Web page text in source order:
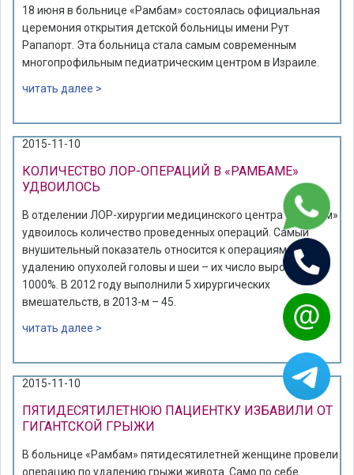
18 июня в больнице «Рамбам» состоялась официальная
церемония открытия детской больницы имени Рут
Рапапорт. Эта больница стала самым современным
многопрофильным педиатрическим центром в Израиле.
читать далее >
2015-11-10
КОЛИЧЕСТВО ЛОР-ОПЕРАЦИЙ В «РАМБАМЕ»
УДВОИЛОСЬ
В отделении ЛОР-хирургии медицинского центра «Рамбам»
удвоилось количество проведенных операций. Самый
внушительный показатель относится к операциям по
удалению опухолей головы и шеи – их число выросло на
1000%. В 2012 году выполнили 5 хирургических
вмешательств, в 2013-м – 45.
читать далее >
2015-11-10
ПЯТИДЕСЯТИЛЕТНЮЮ ПАЦИЕНТКУ ИЗБАВИЛИ ОТ
ГИГАНТСКОЙ ГРЫЖИ
В больнице «Рамбам» пятидесятилетней женщине провели
операцию по удалению грыжи живота. Само по себе